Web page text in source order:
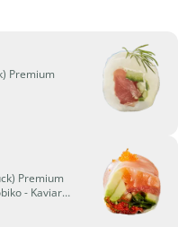
Premium
Premium
- Kaviar